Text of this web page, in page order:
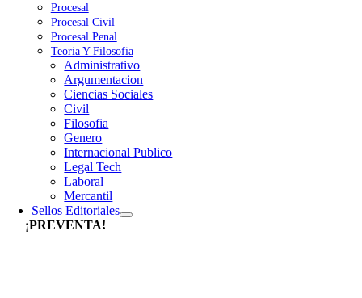
Procesal
Procesal Civil
Procesal Penal
Teoria Y Filosofia
Administrativo
Argumentacion
Ciencias Sociales
Civil
Filosofia
Genero
Internacional Publico
Legal Tech
Laboral
Mercantil
Sellos Editoriales
¡PREVENTA!